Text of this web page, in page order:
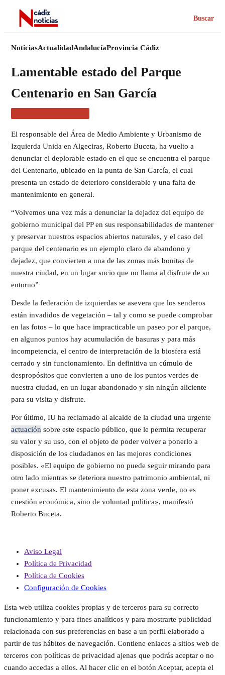
Buscar
NoticiasActualidadAndalucíaProvincia Cádiz
Lamentable estado del Parque
Centenario en San García
El responsable del Área de Medio Ambiente y Urbanismo de
Izquierda Unida en Algeciras, Roberto Buceta, ha vuelto a
denunciar el deplorable estado en el que se encuentra el parque
del Centenario, ubicado en la punta de San García, el cual
presenta un estado de deterioro considerable y una falta de
mantenimiento en general.
“Volvemos una vez más a denunciar la dejadez del equipo de
gobierno municipal del PP en sus responsabilidades de mantener
y preservar nuestros espacios abiertos naturales, y el caso del
parque del centenario es un ejemplo claro de abandono y
dejadez, que convierten a una de las zonas más bonitas de
nuestra ciudad, en un lugar sucio que no llama al disfrute de su
entorno”
Desde la federación de izquierdas se asevera que los senderos
están invadidos de vegetación – tal y como se puede comprobar
en las fotos – lo que hace impracticable un paseo por el parque,
en algunos puntos hay acumulación de basuras y para más
incompetencia, el centro de interpretación de la biosfera está
cerrado y sin funcionamiento. En definitiva un cúmulo de
despropósitos que convierten a uno de los puntos verdes de
nuestra ciudad, en un lugar abandonado y sin ningún aliciente
para su visita y disfrute.
Por último, IU ha reclamado al alcalde de la ciudad una urgente
actuación sobre este espacio público, que le permita recuperar
su valor y su uso, con el objeto de poder volver a ponerlo a
disposición de los ciudadanos en las mejores condiciones
posibles. «El equipo de gobierno no puede seguir mirando para
otro lado mientras se deteriora nuestro patrimonio ambiental, ni
poner excusas. El mantenimiento de esta zona verde, no es
cuestión económica, sino de voluntad política», manifestó
Roberto Buceta.
Aviso Legal
Política de Privacidad
Política de Cookies
Configuración de Cookies
Esta web utiliza cookies propias y de terceros para su correcto
funcionamiento y para fines analíticos y para mostrarte publicidad
relacionada con sus preferencias en base a un perfil elaborado a
partir de tus hábitos de navegación. Contiene enlaces a sitios web de
terceros con políticas de privacidad ajenas que podrás aceptar o no
cuando accedas a ellos. Al hacer clic en el botón Aceptar, acepta el